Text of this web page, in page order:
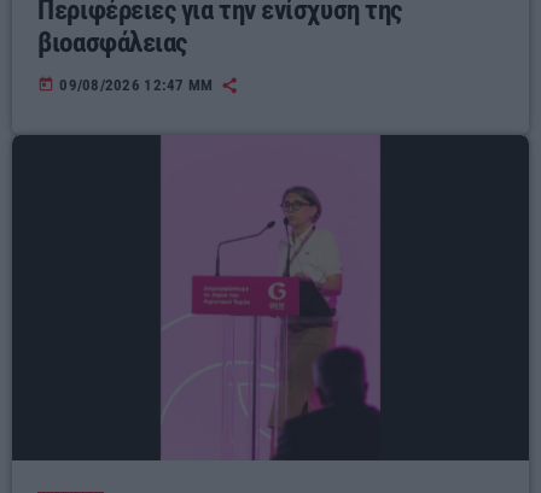
Περιφέρειες για την ενίσχυση της
βιοασφάλειας
today 09/08/2026 12:47 ΜΜ